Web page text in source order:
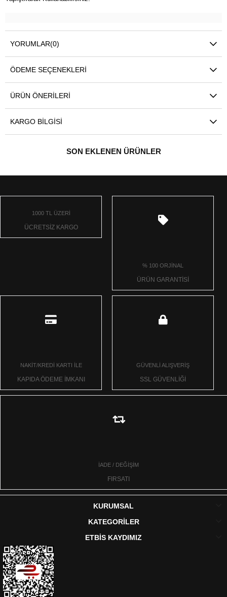
YORUMLAR(0)
ÖDEME SEÇENEKLERI
ÜRÜN ÖNERILERI
KARGO BILGISI
SON EKLENEN ÜRÜNLER
1000 TL ÜZERİ
ÜCRETSİZ KARGO
% 100 ORJİNAL
ÜRÜN GARANTİSİ
NAKİT/KREDİ KARTI İLE
KAPIDA ÖDEME İMKANI
GÜVENLİ ALIŞVERİŞ
SSL GÜVENLİĞİ
İADE / DEĞİŞİM
FIRSATI
KURUMSAL
KATEGORİLER
ETBİS KAYDIMIZ